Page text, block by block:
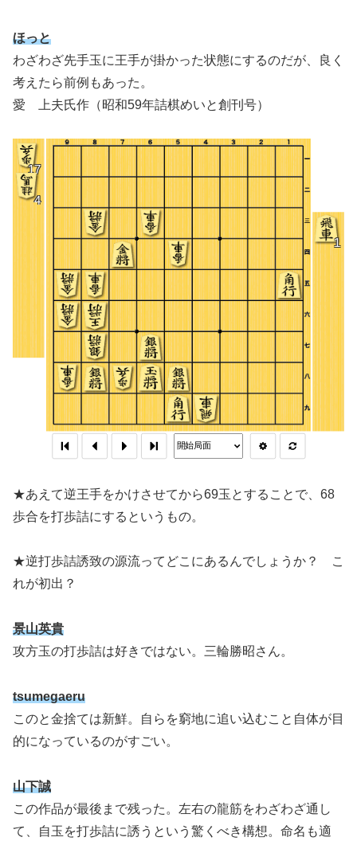
ほっと
わざわざ先手玉に王手が掛かった状態にするのだが、良く
考えたら前例もあった。
愛 上夫氏作（昭和59年詰棋めいと創刊号）
★あえて逆王手をかけさせてから69玉とすることで、68
歩合を打歩詰にするというもの。
★逆打歩詰誘致の源流ってどこにあるんでしょうか？ こ
れが初出？
景山英貴
攻方玉の打歩詰は好きではない。三輪勝昭さん。
tsumegaeru
このと金捨ては新鮮。自らを窮地に追い込むこと自体が目
的になっているのがすごい。
山下誠
この作品が最後まで残った。左右の龍筋をわざわざ通し
て、自玉を打歩詰に誘うという驚くべき構想。命名も適